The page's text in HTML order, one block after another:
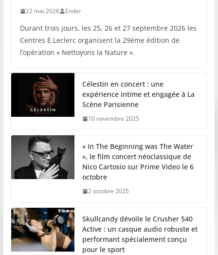
22 mai 2026 Ender
Durant trois jours, les 25, 26 et 27 septembre 2026 les
Centres E.Leclerc organisent la 29ème édition de
l’opération « Nettoyons la Nature ».
Célestin en concert : une
expérience intime et engagée à La
Scène Parisienne
10 novembre 2025
« In The Beginning was The Water
», le film concert néoclassique de
Nico Cartosio sur Prime Video le 6
octobre
2 octobre 2025
Skullcandy dévoile le Crusher 540
Active : un casque audio robuste et
performant spécialement conçu
pour le sport